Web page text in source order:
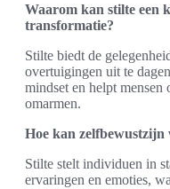
Waarom kan stilte een
transformatie?
Stilte biedt de
overtuigingen uit te
mindset en helpt mensen
omarmen.
Hoe kan
Stilte stelt individuen in
ervaringen en emoties,